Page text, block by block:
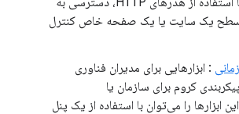
سطح یک سایت یا یک صفحه خاص کنترل
: ابزارهایی برای مدیران فناوری
کروم برای سازمان یا
ابزارها را می‌توان با استفاده از یک پنل